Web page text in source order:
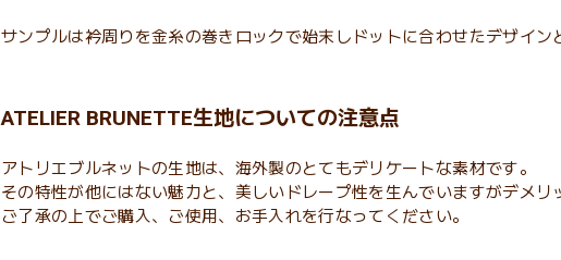
サンプルは衿周りを金糸の巻きロックで始末しドットに合わせたデザイン
ATELIER BRUNETTE生地についての注意点
アトリエブルネットの生地は、海外製のとてもデリケートな素材です。
その特性が他にはない魅力と、美しいドレープ性を生んでいますがデメリ
ご了承の上でご購入、ご使用、お手入れを行なってください。